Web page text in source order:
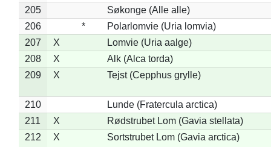
205
Søkonge (Alle alle)
206
*
Polarlomvie (Uria lomvia)
207
X
Lomvie (Uria aalge)
208
X
Alk (Alca torda)
209
X Tejst (Cepphus grylle)
210
Lunde (Fratercula arctica)
211
X
Rødstrubet Lom (Gavia stellata)
212
X Sortstrubet Lom (Gavia arctica)